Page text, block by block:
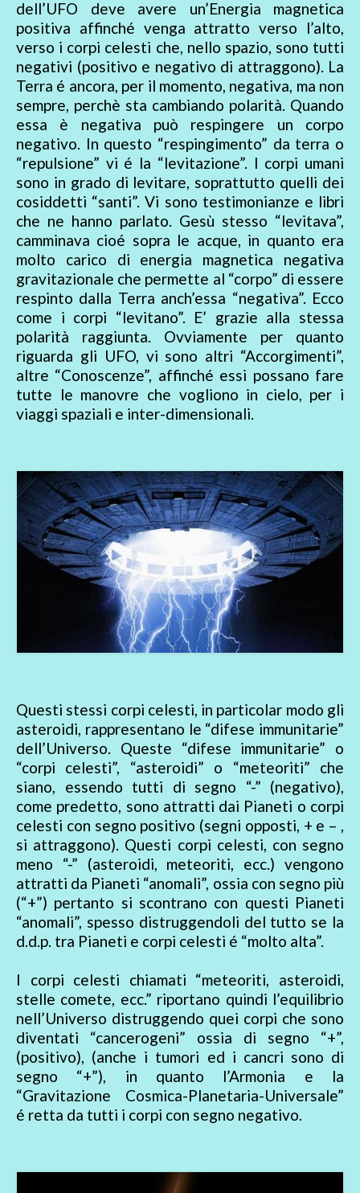
dell’UFO deve avere un’Energia magnetica
positiva affinché venga attratto verso l’alto,
verso i corpi celesti che, nello spazio, sono tutti
negativi (positivo e negativo di attraggono). La
Terra é ancora, per il momento, negativa, ma non
sempre, perchè sta cambiando polarità. Quando
essa è negativa può respingere un corpo
negativo. In questo “respingimento” da terra o
“repulsione” vi é la “levitazione”. I corpi umani
sono in grado di levitare, soprattutto quelli dei
cosiddetti “santi”. Vi sono testimonianze e libri
che ne hanno parlato. Gesù stesso “levitava”,
camminava cioé sopra le acque, in quanto era
molto carico di energia magnetica negativa
gravitazionale che permette al “corpo” di essere
respinto dalla Terra anch’essa “negativa”. Ecco
come i corpi “levitano”. E’ grazie alla stessa
polarità raggiunta. Ovviamente per quanto
riguarda gli UFO, vi sono altri “Accorgimenti”,
altre “Conoscenze”, affinché essi possano fare
tutte le manovre che vogliono in cielo, per i
viaggi spaziali e inter-dimensionali.
Questi stessi corpi celesti, in particolar modo gli
asteroidi, rappresentano le “difese immunitarie”
dell’Universo. Queste “difese immunitarie” o
“corpi celesti”, “asteroidi” o “meteoriti” che
siano, essendo tutti di segno “-” (negativo),
come predetto, sono attratti dai Pianeti o corpi
celesti con segno positivo (segni opposti, + e – ,
si attraggono). Questi corpi celesti, con segno
meno “-” (asteroidi, meteoriti, ecc.) vengono
attratti da Pianeti “anomali”, ossia con segno più
(“+”) pertanto si scontrano con questi Pianeti
“anomali”, spesso distruggendoli del tutto se la
d.d.p. tra Pianeti e corpi celesti é “molto alta”.
I corpi celesti chiamati “meteoriti, asteroidi,
stelle comete, ecc.” riportano quindi l’equilibrio
nell’Universo distruggendo quei corpi che sono
diventati “cancerogeni” ossia di segno “+”,
(positivo), (anche i tumori ed i cancri sono di
segno “+”), in quanto l’Armonia e la
“Gravitazione Cosmica-Planetaria-Universale”
é retta da tutti i corpi con segno negativo.